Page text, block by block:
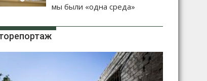
мы были «одна среда»